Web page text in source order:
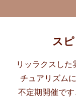
ス
リッラクスし
チュアリズム
不定期開催で